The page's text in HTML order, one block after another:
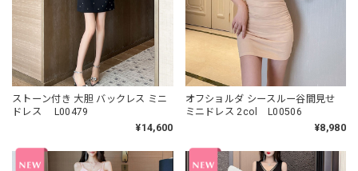
ストーン付き 大胆 バックレス ミニ
ドレス L00479
¥14,600
オフショルダ シースルー谷間見せ
ミニドレス 2col L00506
¥8,980